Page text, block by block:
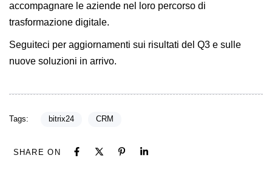
accompagnare le aziende nel loro percorso di
trasformazione digitale.
Seguiteci per aggiornamenti sui risultati del Q3 e sulle
nuove soluzioni in arrivo.
Tags: bitrix24 CRM
SHARE ON